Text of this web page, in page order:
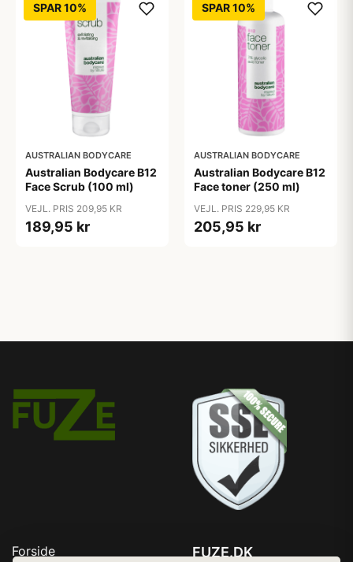
SPAR 10%
AUSTRALIAN BODYCARE
Australian Bodycare B12
Face Scrub (100 ml)
VEJL. PRIS 209,95 KR
189,95 kr
SPAR 10%
AUSTRALIAN BODYCARE
Australian Bodycare B12
Face toner (250 ml)
VEJL. PRIS 229,95 KR
205,95 kr
Forside FUZE.DK